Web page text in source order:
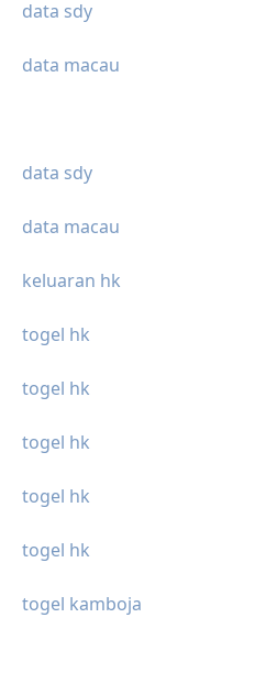
data sdy
data macau
data sdy
data macau
keluaran hk
togel hk
togel hk
togel hk
togel hk
togel hk
togel kamboja